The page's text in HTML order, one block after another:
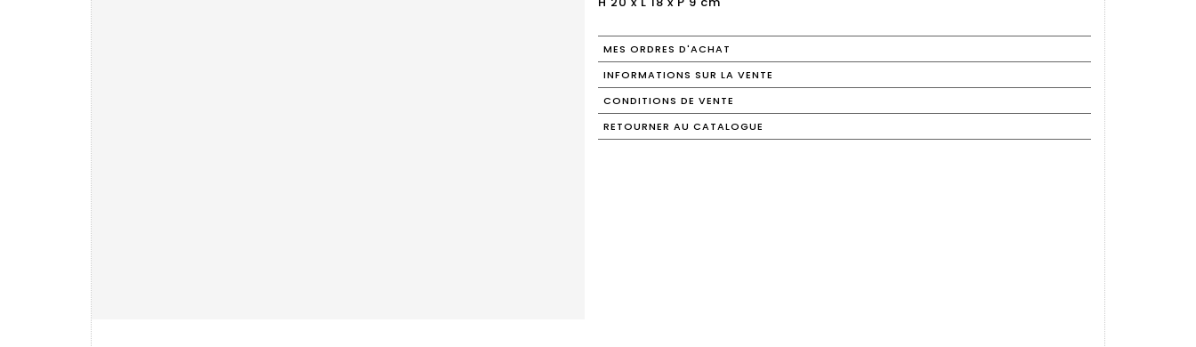
MES ORDRES D'ACHAT
INFORMATIONS SUR LA VENTE
CONDITIONS DE VENTE
RETOURNER AU CATALOGUE